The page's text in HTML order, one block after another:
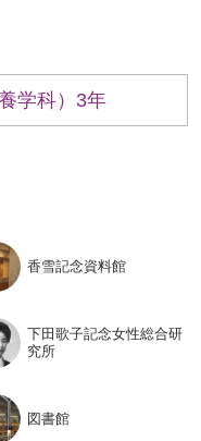
学科）3年
香雪記念資料館
下田歌子記念女性総合研
究所
図書館